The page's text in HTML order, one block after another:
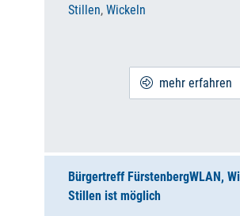
Stillen, Wickeln
mehr erfahren
Bürgertreff FürstenbergWLAN,
Stillen ist möglich